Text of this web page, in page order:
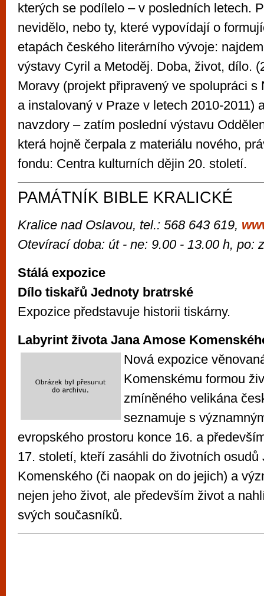
kterých se podílelo – v posledních letech.
nevidělo, nebo ty, které vypovídají o
etapách českého literárního vývoje:
výstavy Cyril a Metoděj. Doba, život, dílo.
Moravy (projekt připravený ve spolupráci s
a instalovaný v Praze v letech 2010-2011)
navzdory – zatím poslední výstavu
která hojně čerpala z materiálu nového,
fondu: Centra kulturních dějin 20. století.
PAMÁTNÍK BIBLE KRALICKÉ
Kralice nad Oslavou, tel.: 568 643 619,
Otevírací doba: út - ne: 9.00 - 13.00 h, po:
Stálá expozice
Dílo tiskařů Jednoty bratrské
Expozice představuje historii tiskárny.
Labyrint života Jana Amose
Nová expozice
Komenskému formou
zmíněného velikána
seznamuje s
evropského prostoru konce 16. a
17. století, kteří zasáhli do životních osudů
Komenského (či naopak on do jejich) a
nejen jeho život, ale především život a
svých současníků.